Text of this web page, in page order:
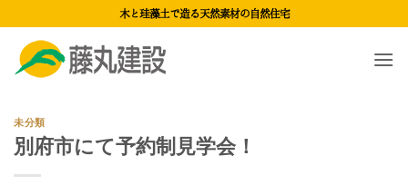
content
木と珪藻土で造る天然素材の自然住宅
未分類
別府市にて予約制見学会！